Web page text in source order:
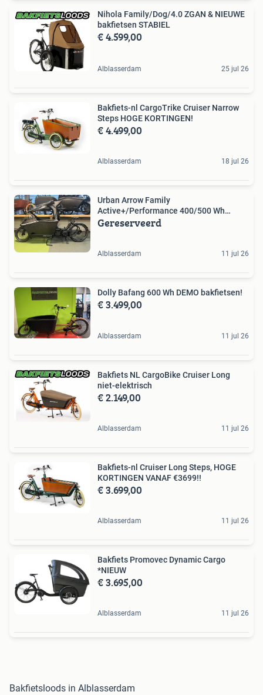
Nihola Family/Dog/4.0 ZGAN & NIEUWE
bakfietsen STABIEL
€ 4.599,00
Alblasserdam 25 jul 26
Bakfiets-nl CargoTrike Cruiser Narrow
Steps HOGE KORTINGEN!
€ 4.499,00
Alblasserdam 18 jul 26
Urban Arrow Family
Active+/Performance 400/500 Wh
zwart/wit
Gereserveerd
Alblasserdam 11 jul 26
Dolly Bafang 600 Wh DEMO bakfietsen!
€ 3.499,00
Alblasserdam 11 jul 26
Bakfiets NL CargoBike Cruiser Long
niet-elektrisch
€ 2.149,00
Alblasserdam 11 jul 26
Bakfiets-nl Cruiser Long Steps, HOGE
KORTINGEN VANAF €3699!!
€ 3.699,00
Alblasserdam 11 jul 26
Bakfiets Promovec Dynamic Cargo
*NIEUW
€ 3.695,00
Alblasserdam 11 jul 26
Bakfietsloods in Alblasserdam